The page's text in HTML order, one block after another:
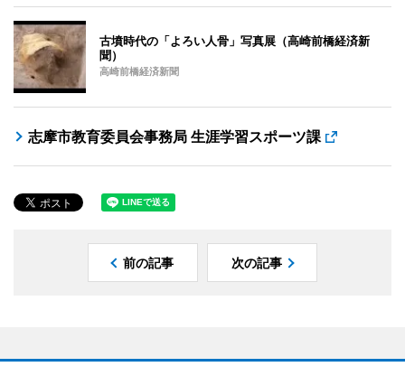
古墳時代の「よろい人骨」写真展（高崎前橋経済新
聞）
高崎前橋経済新聞
志摩市教育委員会事務局 生涯学習スポーツ課
前の記事 次の記事